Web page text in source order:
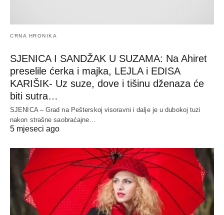
CRNA HRONIKA
SJENICA I SANDŽAK U SUZAMA: Na Ahiret
preselile ćerka i majka, LEJLA i EDISA
KARIŠIK- Uz suze, dove i tišinu dženaza će
biti sutra…
SJENICA – Grad na Pešterskoj visoravni i dalje je u dubokoj tuzi
nakon strašne saobraćajne…
5 mjeseci ago